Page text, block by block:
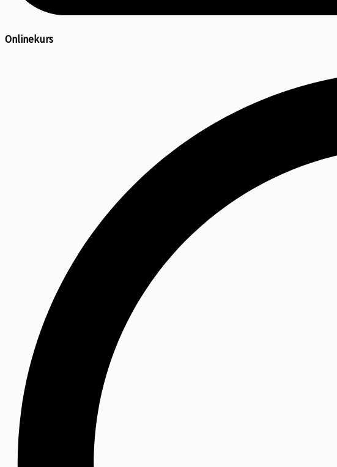
Onlinekurs